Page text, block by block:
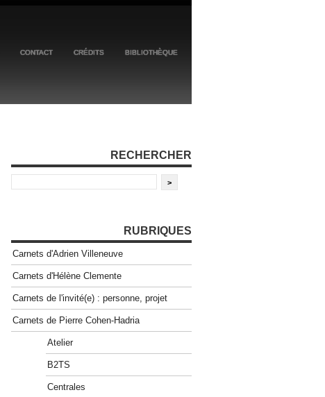
CONTACT CRÉDITS BIBLIOTHÈQUE
RECHERCHER
RUBRIQUES
Carnets d'Adrien Villeneuve
Carnets d'Hélène Clemente
Carnets de l'invité(e) : personne, projet
Carnets de Pierre Cohen-Hadria
Atelier
B2TS
Centrales